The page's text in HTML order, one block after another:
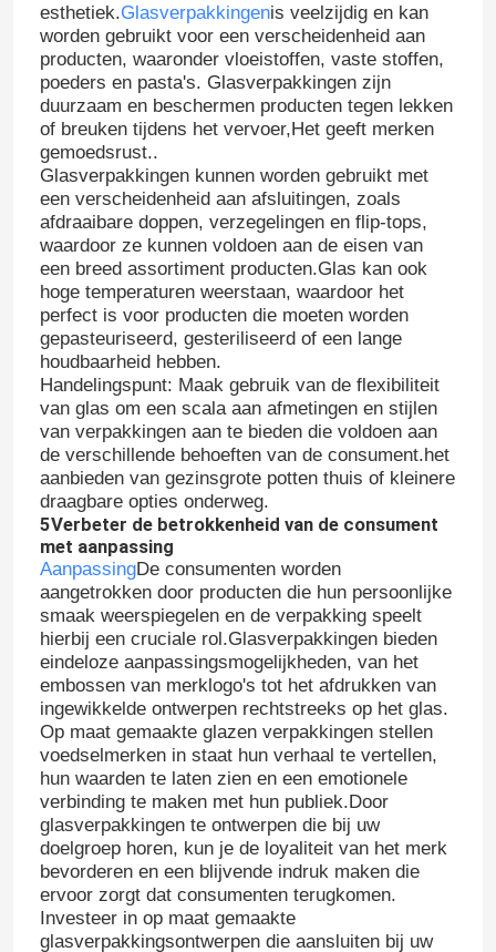
Fabrieksreis
Kwaliteitscontrole
Contacteer ons
Vraag een offerte aan
Glazen flessen
glaskruiken
Glasbekers
Fleskap van pot
Huishoudelijk glaswerk
esthetiek.Glasverpakkingenis veelzijdig en kan
worden gebruikt voor een verscheidenheid aan
producten, waaronder vloeistoffen, vaste stoffen,
poeders en pasta's. Glasverpakkingen zijn
duurzaam en beschermen producten tegen lekken
of breuken tijdens het vervoer,Het geeft merken
gemoedsrust..
Glasverpakkingen kunnen worden gebruikt met
een verscheidenheid aan afsluitingen, zoals
afdraaibare doppen, verzegelingen en flip-tops,
waardoor ze kunnen voldoen aan de eisen van
een breed assortiment producten.Glas kan ook
hoge temperaturen weerstaan, waardoor het
perfect is voor producten die moeten worden
gepasteuriseerd, gesteriliseerd of een lange
houdbaarheid hebben.
Handelingspunt: Maak gebruik van de flexibiliteit
van glas om een scala aan afmetingen en stijlen
van verpakkingen aan te bieden die voldoen aan
de verschillende behoeften van de consument.het
aanbieden van gezinsgrote potten thuis of kleinere
draagbare opties onderweg.
5Verbeter de betrokkenheid van de consument
met aanpassing
AanpassingDe consumenten worden
aangetrokken door producten die hun persoonlijke
smaak weerspiegelen en de verpakking speelt
hierbij een cruciale rol.Glasverpakkingen bieden
eindeloze aanpassingsmogelijkheden, van het
embossen van merklogo's tot het afdrukken van
ingewikkelde ontwerpen rechtstreeks op het glas.
Op maat gemaakte glazen verpakkingen stellen
voedselmerken in staat hun verhaal te vertellen,
hun waarden te laten zien en een emotionele
verbinding te maken met hun publiek.Door
glasverpakkingen te ontwerpen die bij uw
doelgroep horen, kun je de loyaliteit van het merk
bevorderen en een blijvende indruk maken die
ervoor zorgt dat consumenten terugkomen.
Investeer in op maat gemaakte
glasverpakkingsontwerpen die aansluiten bij uw